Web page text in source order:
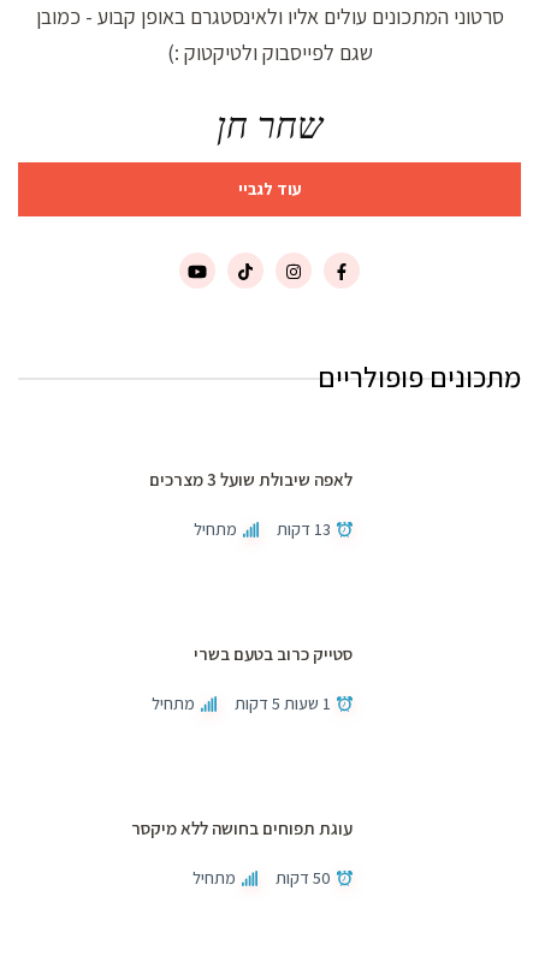
סרטוני המתכונים עולים אליו ולאינסטגרם באופן קבוע - כמובן
שגם לפייסבוק ולטיקטוק :)
שחר חן
עוד לגביי
מתכונים פופולריים
לאפה שיבולת שועל 3 מצרכים
13 דקות מתחיל
סטייק כרוב בטעם בשרי
1 שעות 5 דקות מתחיל
עוגת תפוחים בחושה ללא מיקסר
50 דקות מתחיל